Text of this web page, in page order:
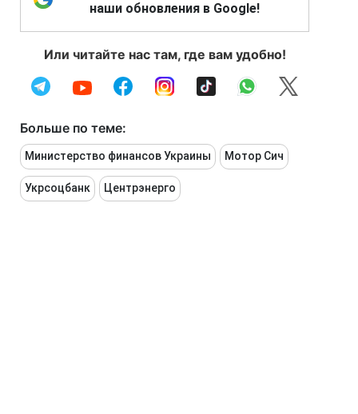
наши обновления в Google!
Или читайте нас там, где вам удобно!
Больше по теме:
Министерство финансов Украины Мотор Сич
Укрсоцбанк Центрэнерго